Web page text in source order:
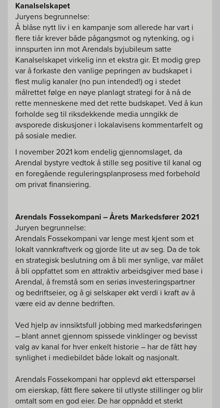
Kanalselskapet
Juryens begrunnelse:
Å blåse nytt liv i en kampanje som allerede har vart i
flere tiår krever både pågangsmot og nytenking, og i
innspurten inn mot Arendals byjubileum satte
Kanalselskapet virkelig inn et ekstra gir. Et modig grep
var å forkaste den vanlige pepringen av budskapet i
flest mulig kanaler (no pun intended!) og i stedet
målrettet følge en nøye planlagt strategi for å nå de
rette menneskene med det rette budskapet. Ved å kun
forholde seg til riksdekkende media unngikk de
avsporede diskusjoner i lokalavisens kommentarfelt og
på sosiale medier.
I november 2021 kom endelig gjennomslaget, da
Arendal bystyre vedtok å stille seg positive til kanal og
en foregående reguleringsplanprosess med forbehold
om privat finansiering.
Arendals Fossekompani – Årets Markedsfører 2021
Juryen begrunnelse:
Arendals Fossekompani var lenge mest kjent som et
lokalt vannkraftverk og gjorde lite ut av seg. Da de tok
en strategisk beslutning om å bli mer synlige, var målet
å bli oppfattet som en attraktiv arbeidsgiver med base i
Arendal, å fremstå som en seriøs investeringspartner
og bedriftseier, og å gi selskaper økt verdi i kraft av å
være eid av denne bedriften.
Ved hjelp av innsiktsfull jobbing med markedsføringen
– blant annet gjennom spissede vinklinger og bevisst
valg av kanal for hver enkelt historie – har de fått høy
synlighet i mediebildet både lokalt og nasjonalt.
Arendals Fossekompani har opplevd økt etterspørsel
om eierskap, fått flere søkere til utlyste stillinger og blir
omtalt som en god eier. De har oppnådd et sterkt